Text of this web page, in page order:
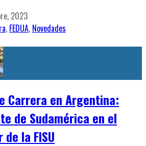
2023
, FEDUA, Novedades
Carrera en Argentina:
de Sudamérica en el
de la FISU